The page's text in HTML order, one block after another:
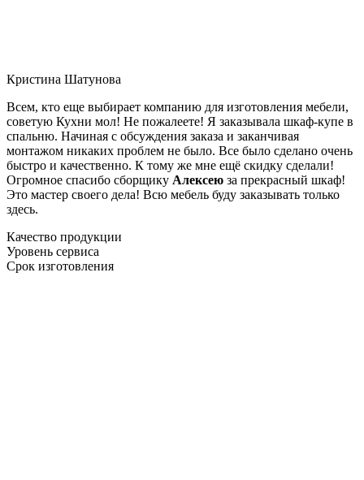
Кристина Шатунова
Всем, кто еще выбирает компанию для изготовления мебели,
советую Кухни мол! Не пожалеете! Я заказывала шкаф-купе в
спальню. Начиная с обсуждения заказа и заканчивая
монтажом никаких проблем не было. Все было сделано очень
быстро и качественно. К тому же мне ещё скидку сделали!
Огромное спасибо сборщику Алексею за прекрасный шкаф!
Это мастер своего дела! Всю мебель буду заказывать только
здесь.
Качество продукции
Уровень сервиса
Срок изготовления